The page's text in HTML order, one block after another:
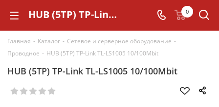
HUB (5TP) TP-Link TL-LS1005 10/100Mbit 0
Главная - Каталог - Сетевое и серверное оборудование -
Проводное - HUB (5TP) TP-Link TL-LS1005 10/100Mbit
HUB (5TP) TP-Link TL-LS1005 10/100Mbit